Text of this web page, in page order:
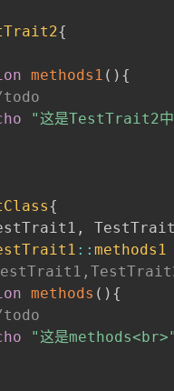
{
methods1 ( ) {
"这是TestTrait2
{
,
:: methods1
methods ( ) {
"这是methods<br>"